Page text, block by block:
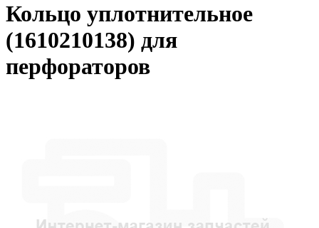
Кольцо уплотнительное
(1610210138) для
перфораторов